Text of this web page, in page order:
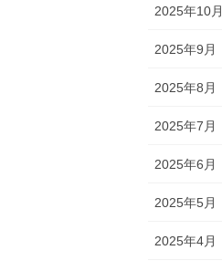
2025年10月
2025年9月
2025年8月
2025年7月
2025年6月
2025年5月
2025年4月